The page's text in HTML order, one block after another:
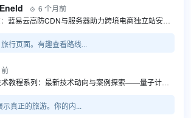
 6 个月前
蓝易云高防CDN与服务器助力跨境电商独立站安全高效发展
行页面。有趣查看路线...
：最新技术动向与案例探索——量子计算商业应用揭秘 该教程将深入探索最新技术动态，重点关注量子计算技术在商业领域的应用，结合具体案例阐述其背景、起因、经过和结果。同时，强调技术文档和运维文档的重要性，揭示它们在新技术发展和行业标准...
真正的旅游。你的内...